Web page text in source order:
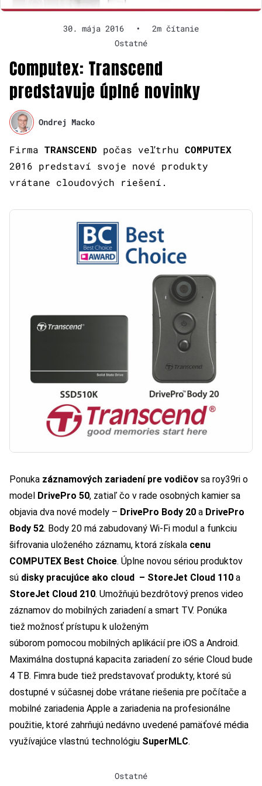
30. mája 2016 •
2m čítanie
Ostatné
Computex: Transcend
predstavuje úplné novinky
Ondrej Macko
Firma TRANSCEND počas veľtrhu COMPUTEX
2016 predstaví svoje nové produkty
vrátane cloudových riešení.
Ponuka záznamových zariadení pre vodičov sa roy39ri o
model DrivePro 50, zatiaľ čo v rade osobných kamier sa
objavia dva nové modely – DrivePro Body 20 a DrivePro
Body 52. Body 20 má zabudovaný Wi-Fi modul a funkciu
šifrovania uloženého záznamu, ktorá získala cenu
COMPUTEX Best Choice. Úplne novou sériou produktov
sú disky pracujúce ako cloud – StoreJet Cloud 110 a
StoreJet Cloud 210. Umožňujú bezdrôtový prenos video
záznamov do mobilných zariadení a smart TV. Ponúka
tiež možnosť prístupu k uloženým
súborom pomocou mobilných aplikácií pre iOS a Android.
Maximálna dostupná kapacita zariadení zo série Cloud bude
4 TB. Fimra bude tiež predstavovať produkty, ktoré sú
dostupné v súčasnej dobe vrátane riešenia pre počítače a
mobilné zariadenia Apple a zariadenia na profesionálne
použitie, ktoré zahrňujú nedávno uvedené pamäťové média
využívajúce vlastnú technológiu SuperMLC.
Ostatné